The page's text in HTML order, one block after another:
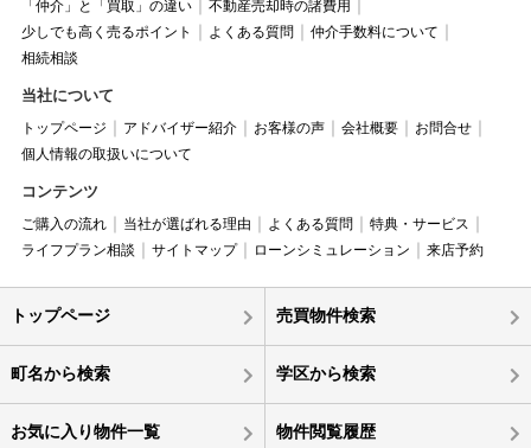
「仲介」と「買取」の違い
不動産売却時の諸費用
少しでも高く売るポイント
よくある質問
仲介手数料について
相続相談
当社について
トップページ アドバイザー紹介 お客様の声 会社概要
お問合せ
個人情報の取扱いについて
コンテンツ
ご購入の流れ 当社が選ばれる理由 よくある質問
特典・サービス
ライフプラン相談
サイトマップ ローンシミュレーション 来店予約
トップページ 売買物件検索
町名から検索 学区から検索
お気に入り物件一覧 物件閲覧履歴